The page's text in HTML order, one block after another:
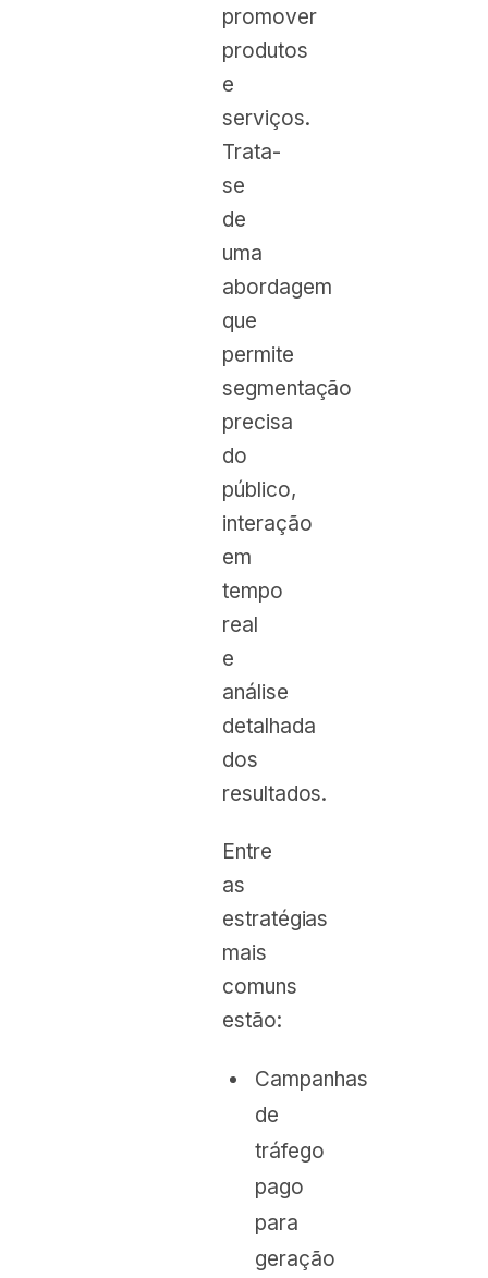
promover
produtos
e
serviços.
Trata-
se
de
uma
abordagem
que
permite
segmentação
precisa
do
público,
interação
em
tempo
real
e
análise
detalhada
dos
resultados.
Entre
as
estratégias
mais
comuns
estão:
Campanhas
de
tráfego
pago
para
geração